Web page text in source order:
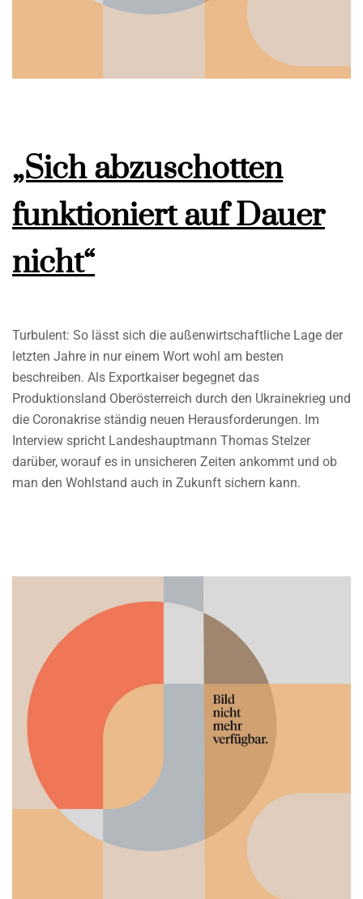
„Sich abzuschotten
funktioniert auf Dauer
nicht“
Turbulent: So lässt sich die außenwirtschaftliche Lage der
letzten Jahre in nur einem Wort wohl am besten
beschreiben. Als Exportkaiser begegnet das
Produktionsland Oberösterreich durch den Ukrainekrieg und
die Coronakrise ständig neuen Herausforderungen. Im
Interview spricht Landeshauptmann Thomas Stelzer
darüber, worauf es in unsicheren Zeiten ankommt und ob
man den Wohlstand auch in Zukunft sichern kann.